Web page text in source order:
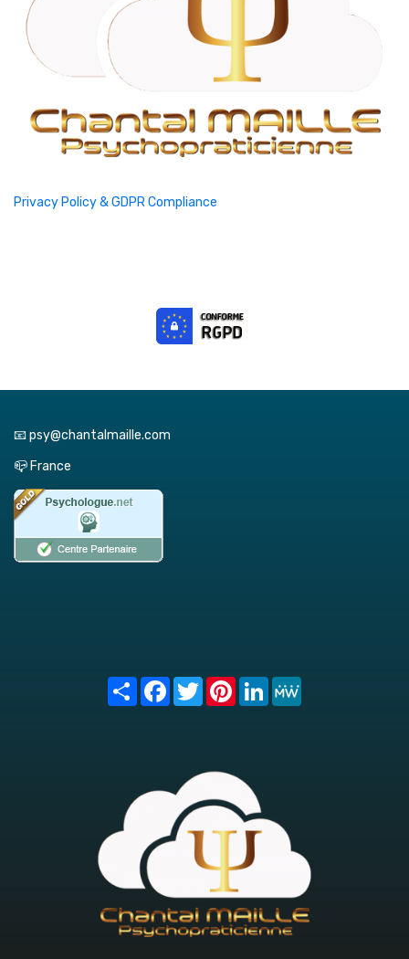
Privacy Policy & GDPR Compliance
📧 psy@chantalmaille.com
📪 France
Share FacebookTwitterPinterest
LinkedIn